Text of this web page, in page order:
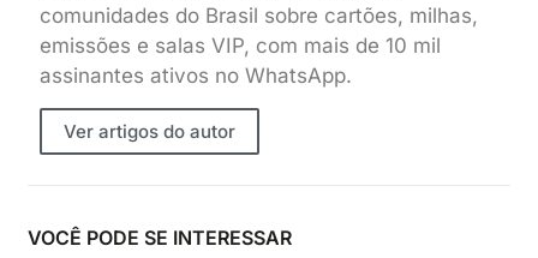
comunidades do Brasil sobre cartões, milhas,
emissões e salas VIP, com mais de 10 mil
assinantes ativos no WhatsApp.
Ver artigos do autor
VOCÊ PODE SE INTERESSAR